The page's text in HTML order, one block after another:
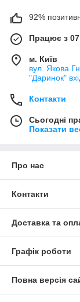
92%
Працює з
м. Київ
вул. Якова
"Даринок"
Контакти
Сьогодні
Показати
Про нас
Контакти
Доставка та
Графік роботи
Повна версія